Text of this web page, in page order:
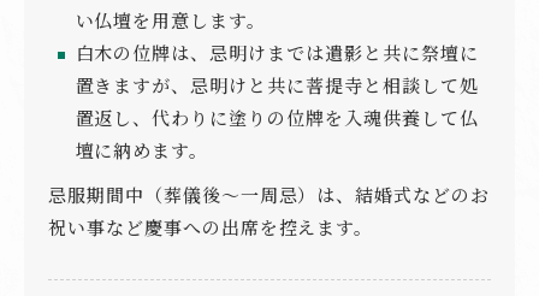
い仏壇を用意します。
白木の位牌は、忌明けまでは遺影と共に祭壇に
置きますが、忌明けと共に菩提寺と相談して処
置返し、代わりに塗りの位牌を入魂供養して仏
壇に納めます。
忌服期間中（葬儀後～一周忌）は、結婚式などのお
祝い事など慶事への出席を控えます。